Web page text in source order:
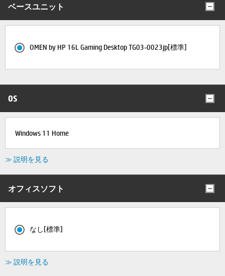
ベースユニット
OMEN by HP 16L Gaming Desktop TG03-0023jp[標準]
OS
Windows 11 Home
≫ 説明を見る
オフィスソフト
なし[標準]
≫ 説明を見る